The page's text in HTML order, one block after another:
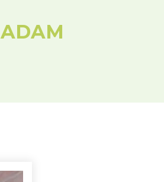
ADAM